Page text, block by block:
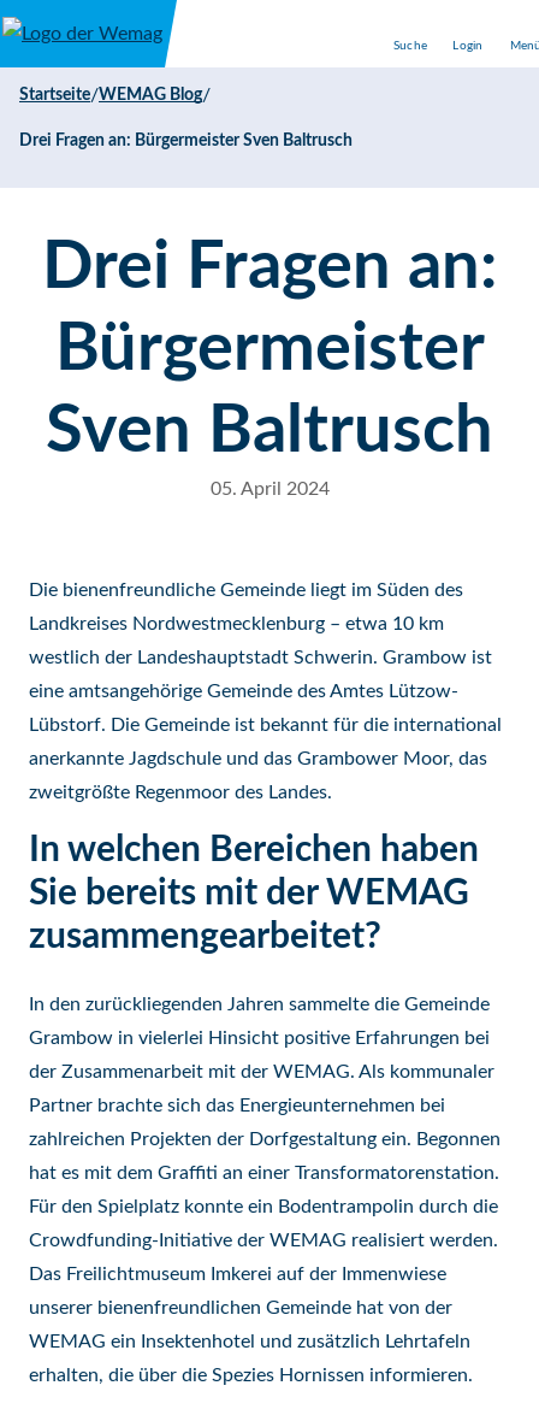
Direkt zum Inhalt
Suche Login
Startseite/WEMAG Blog/
Drei Fragen an: Bürgermeister Sven Baltrusch
Drei Fragen an:
Bürgermeister
Sven Baltrusch
05. April 2024
Die bienenfreundliche Gemeinde liegt im Süden des
Landkreises Nordwestmecklenburg – etwa 10 km
westlich der Landeshauptstadt Schwerin. Grambow ist
eine amtsangehörige Gemeinde des Amtes Lützow-
Lübstorf. Die Gemeinde ist bekannt für die international
anerkannte Jagdschule und das Grambower Moor, das
zweitgrößte Regenmoor des Landes.
In welchen Bereichen haben
Sie bereits mit der WEMAG
zusammengearbeitet?
In den zurückliegenden Jahren sammelte die Gemeinde
Grambow in vielerlei Hinsicht positive Erfahrungen bei
der Zusammenarbeit mit der WEMAG. Als kommunaler
Partner brachte sich das Energieunternehmen bei
zahlreichen Projekten der Dorfgestaltung ein. Begonnen
hat es mit dem Graffiti an einer Transformatorenstation.
Für den Spielplatz konnte ein Bodentrampolin durch die
Crowdfunding-Initiative der WEMAG realisiert werden.
Das Freilichtmuseum Imkerei auf der Immenwiese
unserer bienenfreundlichen Gemeinde hat von der
WEMAG ein Insektenhotel und zusätzlich Lehrtafeln
erhalten, die über die Spezies Hornissen informieren.